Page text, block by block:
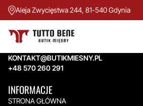
Aleja Zwycięstwa 244, 81-540 Gdynia
TUTTO BENE BUTIK MIĘSNY
Aleja Zwycięstwa 244,
KONTAKT@BUTIKMIESNY.PL
+48 570 260 291
INFORMACJE
STRONA GŁÓWNA